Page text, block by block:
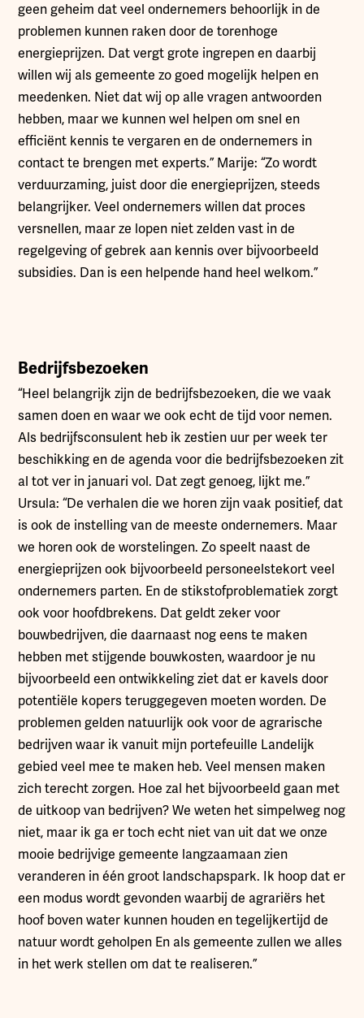
geen geheim dat veel ondernemers behoorlijk in de
problemen kunnen raken door de torenhoge
energieprijzen. Dat vergt grote ingrepen en daarbij
willen wij als gemeente zo goed mogelijk helpen en
meedenken. Niet dat wij op alle vragen antwoorden
hebben, maar we kunnen wel helpen om snel en
efficiënt kennis te vergaren en de ondernemers in
contact te brengen met experts.” Marije: “Zo wordt
verduurzaming, juist door die energieprijzen, steeds
belangrijker. Veel ondernemers willen dat proces
versnellen, maar ze lopen niet zelden vast in de
regelgeving of gebrek aan kennis over bijvoorbeeld
subsidies. Dan is een helpende hand heel welkom.”
Bedrijfsbezoeken
“Heel belangrijk zijn de bedrijfsbezoeken, die we vaak
samen doen en waar we ook echt de tijd voor nemen.
Als bedrijfsconsulent heb ik zestien uur per week ter
beschikking en de agenda voor die bedrijfsbezoeken zit
al tot ver in januari vol. Dat zegt genoeg, lijkt me.”
Ursula: “De verhalen die we horen zijn vaak positief, dat
is ook de instelling van de meeste ondernemers. Maar
we horen ook de worstelingen. Zo speelt naast de
energieprijzen ook bijvoorbeeld personeelstekort veel
ondernemers parten. En de stikstofproblematiek zorgt
ook voor hoofdbrekens. Dat geldt zeker voor
bouwbedrijven, die daarnaast nog eens te maken
hebben met stijgende bouwkosten, waardoor je nu
bijvoorbeeld een ontwikkeling ziet dat er kavels door
potentiële kopers teruggegeven moeten worden. De
problemen gelden natuurlijk ook voor de agrarische
bedrijven waar ik vanuit mijn portefeuille Landelijk
gebied veel mee te maken heb. Veel mensen maken
zich terecht zorgen. Hoe zal het bijvoorbeeld gaan met
de uitkoop van bedrijven? We weten het simpelweg nog
niet, maar ik ga er toch echt niet van uit dat we onze
mooie bedrijvige gemeente langzaamaan zien
veranderen in één groot landschapspark. Ik hoop dat er
een modus wordt gevonden waarbij de agrariërs het
hoof boven water kunnen houden en tegelijkertijd de
natuur wordt geholpen En als gemeente zullen we alles
in het werk stellen om dat te realiseren.”